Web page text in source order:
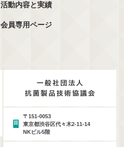
活動内容と実績
会員専用ページ
〒151-0053
東京都渋谷区代々木2-11-14
NKビル5階